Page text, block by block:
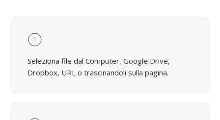
1
Seleziona file dal Computer, Google Drive,
Dropbox, URL o trascinandoli sulla pagina.